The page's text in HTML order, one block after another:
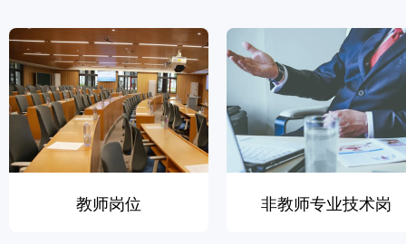
教师岗位 非教师专业技术岗